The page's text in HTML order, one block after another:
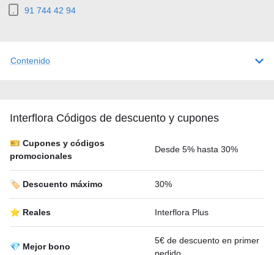
Contenido
Interflora Códigos de descuento y cupones
🎫 Cupones y códigos
promocionales
Desde 5% hasta 30%
🏷️ Descuento máximo 30%
⭐ Reales Interflora Plus
💎 Mejor bono
5€ de descuento en primer
91 744 42 94